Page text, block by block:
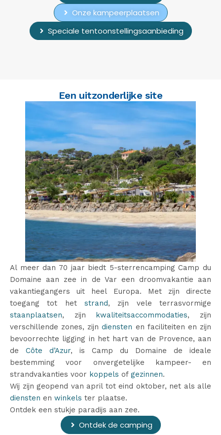
Onze kampeerplaatsen
Speciale tentoonstellingsaanbieding
Een uitzonderlijke site
Al meer dan 70 jaar biedt 5-sterrencamping Camp du
Domaine aan zee in de Var een droomvakantie aan
vakantiegangers uit heel Europa. Met zijn directe
toegang tot het strand, zijn vele terrasvormige
staanplaatsen, zijn kwaliteitsaccommodaties, zijn
verschillende zones, zijndiensten en faciliteiten en zijn
bevoorrechte ligging in het hart van de Provence, aan
de Côte d’Azur, is Camp du Domaine de ideale
bestemming voor onvergetelijke kampeer- en
strandvakanties voor koppels of gezinnen.
Wij zijn geopend van april tot eind oktober, net als alle
diensten en winkels ter plaatse.
Ontdek een stukje paradijs aan zee.
Ontdek de camping